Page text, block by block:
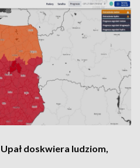
doskwiera ludziom,